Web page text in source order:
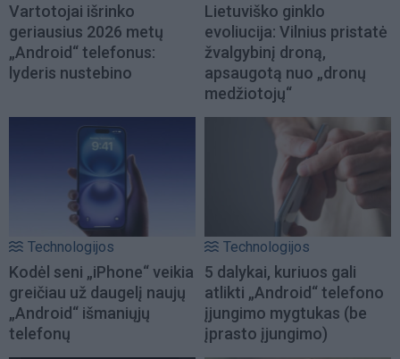
Vartotojai išrinko
geriausius 2026 metų
„Android“ telefonus:
lyderis nustebino
Lietuviško ginklo
evoliucija: Vilnius pristatė
žvalgybinį droną,
apsaugotą nuo „dronų
medžiotojų“
Technologijos
Kodėl seni „iPhone“ veikia
greičiau už daugelį naujų
„Android“ išmaniųjų
telefonų
Technologijos
5 dalykai, kuriuos gali
atlikti „Android“ telefono
įjungimo mygtukas (be
įprasto įjungimo)